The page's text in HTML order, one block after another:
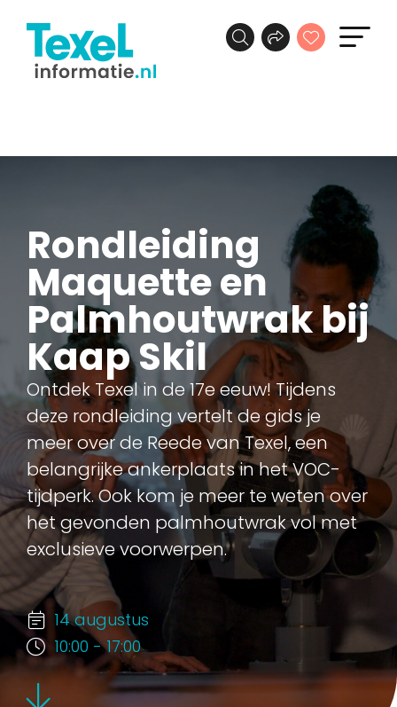
Rondleiding
Maquette en
Palmhoutwrak bij
Kaap Skil
Ontdek Texel in de 17e eeuw! Tijdens
deze rondleiding vertelt de gids je
meer over de Reede van Texel, een
belangrijke ankerplaats in het VOC-
tijdperk. Ook kom je meer te weten over
het gevonden palmhoutwrak vol met
exclusieve voorwerpen.
14 augustus
10:00 - 17:00